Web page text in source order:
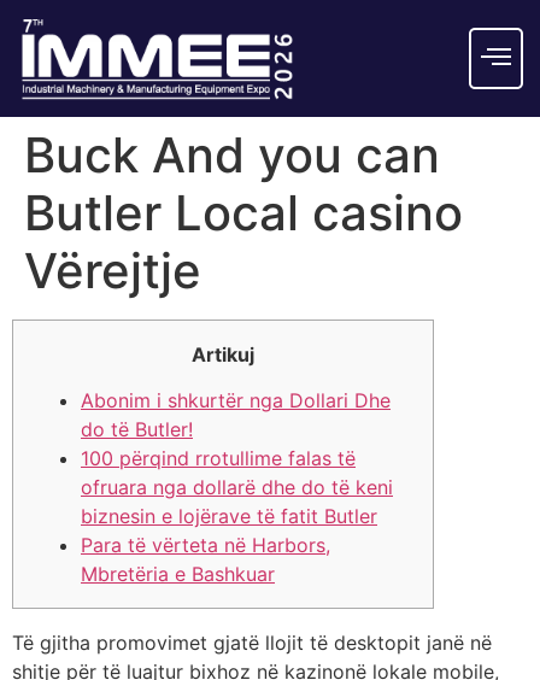
Buck And you can
Butler Local casino
Vërejtje
Artikuj
Abonim i shkurtër nga Dollari Dhe
do të Butler!
100 përqind rrotullime falas të
ofruara nga dollarë dhe do të keni
biznesin e lojërave të fatit Butler
Para të vërteta në Harbors,
Mbretëria e Bashkuar
Të gjitha promovimet gjatë llojit të desktopit janë në
shitje për të luajtur bixhoz në kazinonë lokale mobile,